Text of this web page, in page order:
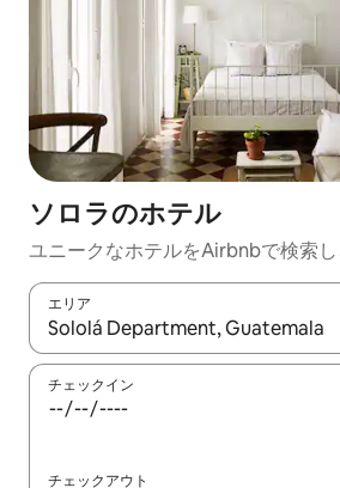
ソロラのホ⁠テ⁠ル
ユニークなホ⁠テ⁠ル⁠をAirbnb⁠で検⁠索⁠
エリア
検索結果が表示されたら、上下の矢
チェックイン
チェックアウト